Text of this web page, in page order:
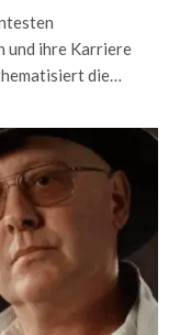
und ihre Karriere
die…